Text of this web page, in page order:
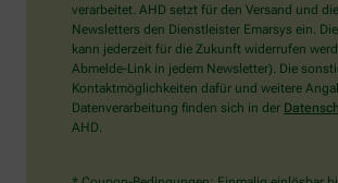
bitte
das
Auto.
verarbeitet. AHD setzt für den Versand und
Newsletters den Dienstleister Emarsys ein.
kann jederzeit für die Zukunft widerrufen
Abmelde-Link in jedem Newsletter). Die
Kontaktmöglichkeiten dafür und weitere
Datenverarbeitung finden sich in der
AHD.